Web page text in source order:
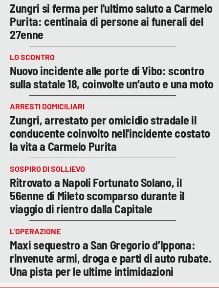
Zungri si ferma per l'ultimo saluto a Carmelo
Purita: centinaia di persone ai funerali del
27enne
LO SCONTRO
Nuovo incidente alle porte di Vibo: scontro
sulla statale 18, coinvolte un’auto e una moto
ARRESTI DOMICILIARI
Zungri, arrestato per omicidio stradale il
conducente coinvolto nell'incidente costato
la vita a Carmelo Purita
SOSPIRO DI SOLLIEVO
Ritrovato a Napoli Fortunato Solano, il
56enne di Mileto scomparso durante il
viaggio di rientro dalla Capitale
L’OPERAZIONE
Maxi sequestro a San Gregorio d’Ippona:
rinvenute armi, droga e parti di auto rubate.
Una pista per le ultime intimidazioni